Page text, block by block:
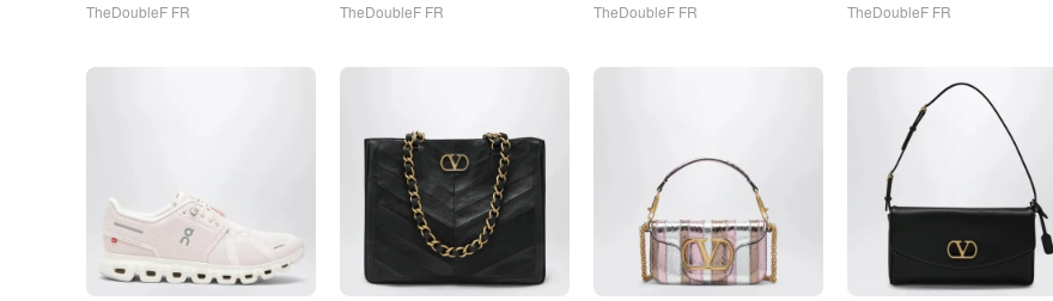
TheDoubleF FR TheDoubleF FR TheDoubleF FR TheDoubleF FR